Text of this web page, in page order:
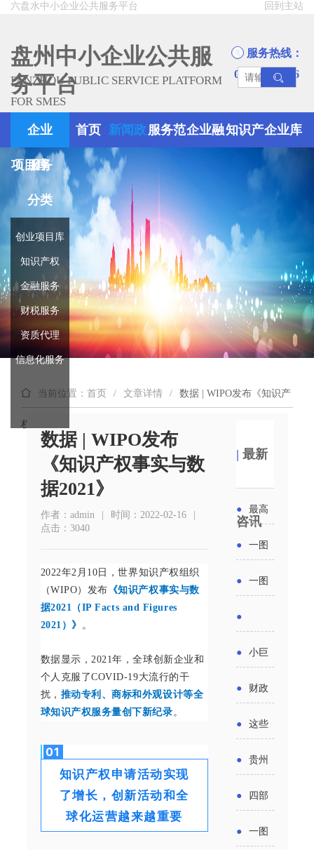
回到主站
六盘水中小企业公共服务平台
盘州中小企业公共服
务平台
PANZHOU PUBLIC SERVICE PLATFORM
FOR SMES
服务热线：
0858-8945666
企业
服务
分类
创业项目库
知识产权
金融服务
财税服务
资质代理
信息化服务
首页 新闻政
策
服务范企业融知识产企业库
项目库
当前位置：首页 / 文章详情 / 数据 | WIPO发布《知识产
权事实与数据2021》
数据 | WIPO发布
《知识产权事实与数
据2021》
作者：admin | 时间：2022-02-16
|
点击：3040
2022年2月10日，世界知识产权组织
（WIPO）发布 《知识产权事实与数
据2021（IP Facts and Figures
2021）》
。
数据显示，2021年，全球创新企业和
个人克服了COVID-19大流行的干
扰， 推动专利、商标和外观设计等全
球知识产权服务量创下新纪录 。
01
知识产权申请活动实现
了增长，创新活动和全
球化运营越来越重要
|最新
咨讯
● 最高
元！贵
州开展
2026年
轮汽车
销活动
● 一图
省科技
成果转
化中试
报工作
● 一图
出台酒
类新规
酒企出
点关注
●
小企业
发展环
境评估
发布
● 小巨
了？工
信部准
备怎么
● 财政
继续实
施专精
特新中
● 这些
贷款，
最高可
● 贵州
举措激
● 四部
● 一图